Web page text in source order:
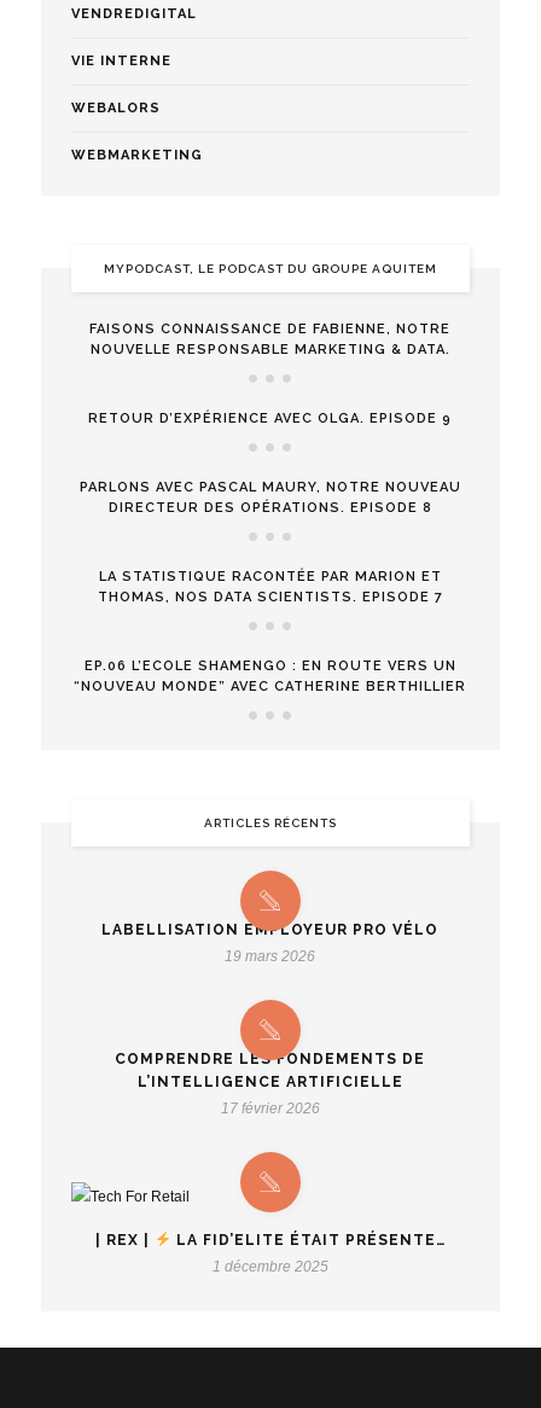
VENDREDIGITAL
VIE INTERNE
WEBALORS
WEBMARKETING
MYPODCAST, LE PODCAST DU GROUPE AQUITEM
FAISONS CONNAISSANCE DE FABIENNE, NOTRE
NOUVELLE RESPONSABLE MARKETING & DATA.
RETOUR D’EXPÉRIENCE AVEC OLGA. EPISODE 9
PARLONS AVEC PASCAL MAURY, NOTRE NOUVEAU
DIRECTEUR DES OPÉRATIONS. EPISODE 8
LA STATISTIQUE RACONTÉE PAR MARION ET
THOMAS, NOS DATA SCIENTISTS. EPISODE 7
EP.06 L’ECOLE SHAMENGO : EN ROUTE VERS UN
“NOUVEAU MONDE” AVEC CATHERINE BERTHILLIER
ARTICLES RÉCENTS
LABELLISATION EMPLOYEUR PRO VÉLO
19 mars 2026
COMPRENDRE LES FONDEMENTS DE
L’INTELLIGENCE ARTIFICIELLE
17 février 2026
| REX |
LA FID’ELITE ÉTAIT PRÉSENTE…
1 décembre 2025